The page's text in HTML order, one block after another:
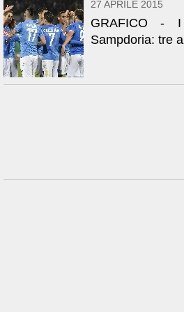
27 APRILE 2015
GRAFICO -
Sampdoria: tre